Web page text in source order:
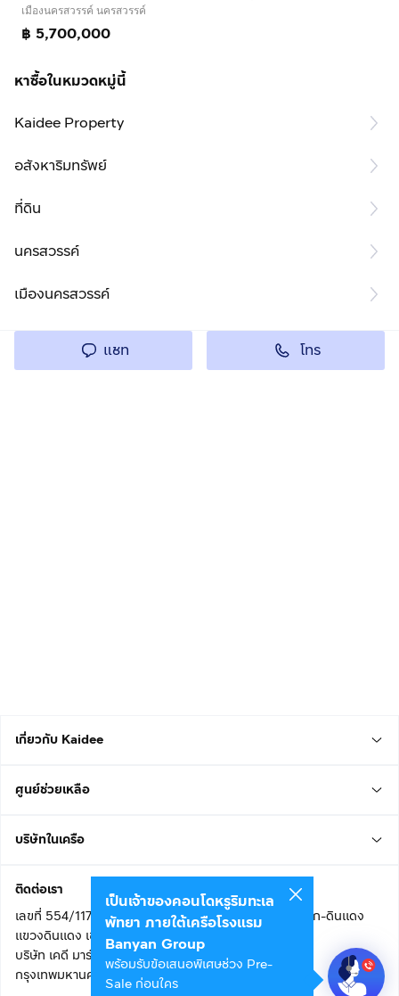
เมืองนครสวรรค์ นครสวรรค์
฿ 5,700,000
หาซื้อในหมวดหมู่นี้
Kaidee Property
อสังหาริมทรัพย์
ที่ดิน
นครสวรรค์
เมืองนครสวรรค์
แชท โทร
เกี่ยวกับ Kaidee
ศูนย์ช่วยเหลือ
บริษัทในเครือ
ติดต่อเรา
เลขที่ 554/117 อาคารสกายไนน์ เซ็นเตอร์ ชั้น 22 ถนนอโศก-ดินแดง
แขวงดินแดง เขตดินแดง
บริษัท เคดี มาร์เก็ตเพลส จำกัด (สำนักงานใหญ่)
กรุงเทพมหานคร 10400
เป็นเจ้าของคอนโดหรูริมทะเล
พัทยา ภายใต้เครือโรงแรม
Banyan Group
พร้อมรับข้อเสนอพิเศษช่วง Pre-
Sale ก่อนใคร